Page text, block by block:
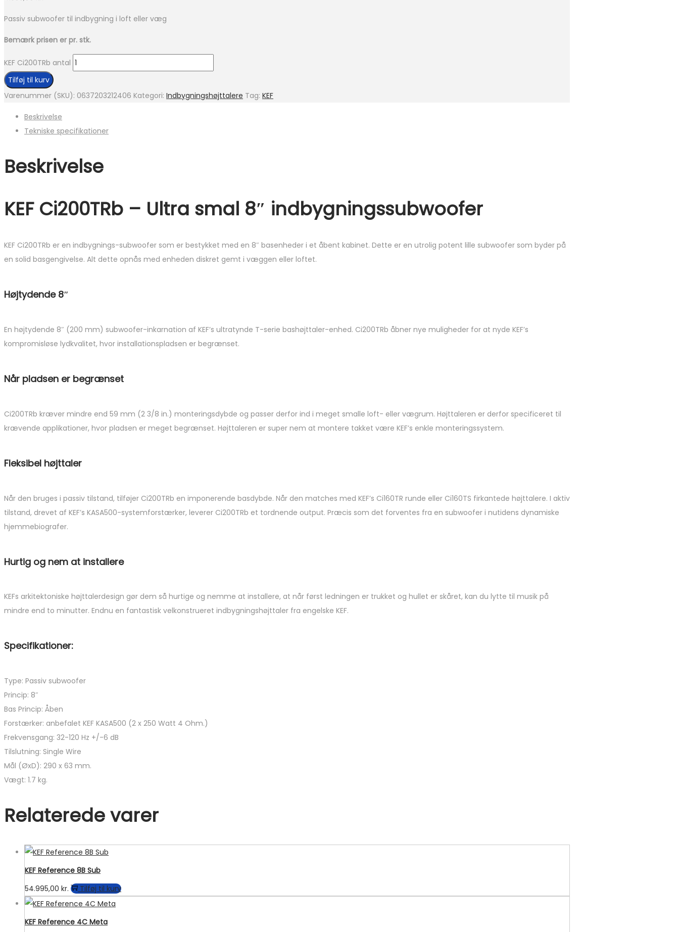
Passiv subwoofer til indbygning i loft eller væg
Bemærk prisen er pr. stk.
KEF Ci200TRb antal
Tilføj til kurv
Varenummer (SKU): 0637203212406 Kategori: Indbygningshøjttalere Tag: KEF
Beskrivelse
Tekniske specifikationer
Beskrivelse
KEF Ci200TRb – Ultra smal 8″ indbygningssubwoofer
KEF Ci200TRb er en indbygnings-subwoofer som er bestykket med en 8″ basenheder i et åbent kabinet. Dette er en utrolig potent lille subwoofer som byder på
en solid basgengivelse. Alt dette opnås med enheden diskret gemt i væggen eller loftet.
Højtydende 8″
En højtydende 8″ (200 mm) subwoofer-inkarnation af KEF’s ultratynde T-serie bashøjttaler-enhed. Ci200TRb åbner nye muligheder for at nyde KEF’s
kompromisløse lydkvalitet, hvor installationspladsen er begrænset.
Når pladsen er begrænset
Ci200TRb kræver mindre end 59 mm (2 3/8 in.) monteringsdybde og passer derfor ind i meget smalle loft- eller vægrum. Højttaleren er derfor specificeret til
krævende applikationer, hvor pladsen er meget begrænset. Højttaleren er super nem at montere takket være KEF’s enkle monteringssystem.
Fleksibel højttaler
Når den bruges i passiv tilstand, tilføjer Ci200TRb en ​​imponerende basdybde. Når den matches med KEF’s Ci160TR runde eller Ci160TS firkantede højttalere. I aktiv
tilstand, drevet af KEF’s KASA500-systemforstærker, leverer Ci200TRb et tordnende output. Præcis som det forventes fra en subwoofer i nutidens dynamiske
hjemmebiografer.
Hurtig og nem at installere
KEFs arkitektoniske højttalerdesign gør dem så hurtige og nemme at installere, at når først ledningen er trukket og hullet er skåret, kan du lytte til musik på
mindre end to minutter. Endnu en fantastisk velkonstrueret indbygningshøjttaler fra engelske KEF.
Specifikationer:
Type: Passiv subwoofer
Princip: 8″
Bas Princip: Åben
Forstærker: anbefalet KEF KASA500 (2 x 250 Watt 4 Ohm.)
Frekvensgang: 32-120 Hz +/-6 dB
Tilslutning: Single Wire
Mål (ØxD): 290 x 63 mm.
Vægt: 1.7 kg.
Relaterede varer
KEF Reference 8B Sub
54.995,00 kr. Tilføj til kurv
KEF Reference 4C Meta